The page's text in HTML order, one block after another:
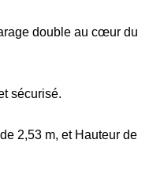
double au cœur du
sécurisé.
2,53 m, et Hauteur de